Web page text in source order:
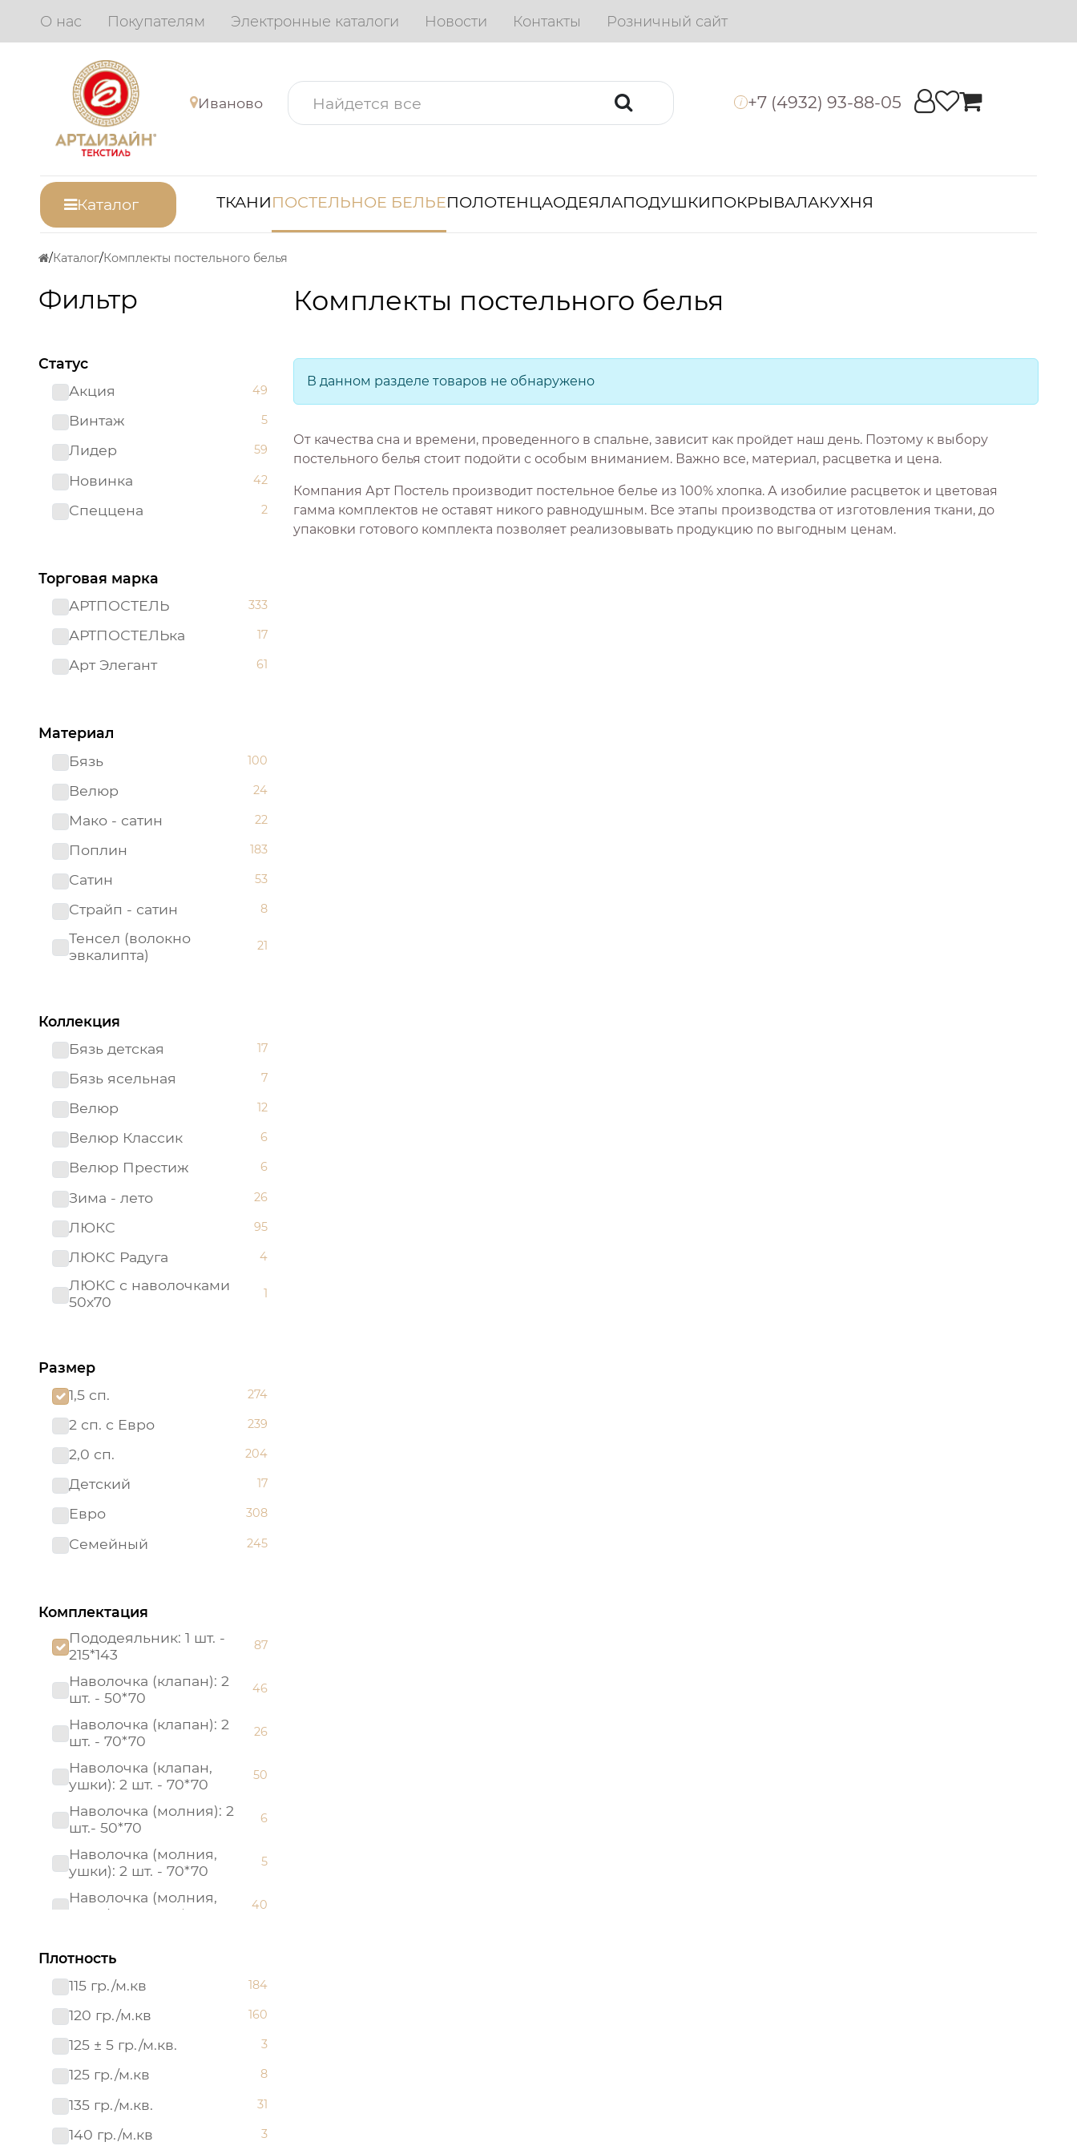
О нас Покупателям Электронные каталоги Новости Контакты Розничный сайт
Иваново i +7 (4932) 93-88-05
Каталог ТКАНИПОСТЕЛЬНОЕ БЕЛЬЕПОЛОТЕНЦАОДЕЯЛАПОДУШКИПОКРЫВАЛАКУХНЯ
Каталог Комплекты постельного белья
Фильтр
Статус
Акция
49
Винтаж 5
Лидер 59
Новинка 42
Спеццена 2
Торговая марка
АРТПОСТЕЛЬ
333
АРТПОСТЕЛЬка 17
Арт Элегант 61
Материал
Бязь
100
Велюр 24
Мако - сатин 22
Поплин 183
Сатин 53
Страйп - сатин 8
Тенсел (волокно
эвкалипта)
21
Коллекция
Бязь детская
17
Бязь ясельная 7
Велюр 12
Велюр Классик 6
Велюр Престиж 6
Зима - лето 26
ЛЮКС 95
ЛЮКС Радуга 4
ЛЮКС с наволочками
50х70
1
Мако - сатин
Поплин детский 26
Поплин ясельный 10
Премиум 82
Престиж 25
Россия 21
Россия (Подарочная
Размер
1,5 сп.
274
2 сп. с Евро 239
2,0 сп. 204
Детский 17
Евро 308
Семейный 245
Комплектация
Пододеяльник: 1 шт. -
215*143
87
Наволочка (клапан): 2
шт. - 50*70
46
Наволочка (клапан): 2
шт. - 70*70
26
Наволочка (клапан,
ушки): 2 шт. - 70*70
50
Наволочка (молния): 2
шт.- 50*70
6
Наволочка (молния,
ушки): 2 шт. - 70*70
5
Наволочка (молния,
ушки): 2 шт.- 50*70
40
шт. - 50*70
Наволочка (с кантом): 2
11
Наволочка: 1 шт. - 40*60
Пододеяльник (молния):
1 шт. - 215*145
Плотность
115 гр./м.кв
184
120 гр./м.кв 160
125 ± 5 гр./м.кв. 3
125 гр./м.кв 8
135 гр./м.кв. 31
140 гр./м.кв 3
Комплекты постельного белья
В данном разделе товаров не обнаружено
От качества сна и времени, проведенного в спальне, зависит как пройдет наш день. Поэтому к выбору
постельного белья стоит подойти с особым вниманием. Важно все, материал, расцветка и цена.
Компания Арт Постель производит постельное белье из 100% хлопка. А изобилие расцветок и цветовая
гамма комплектов не оставят никого равнодушным. Все этапы производства от изготовления ткани, до
упаковки готового комплекта позволяет реализовывать продукцию по выгодным ценам.